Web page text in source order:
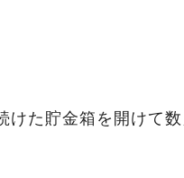
けた貯金箱を開けて